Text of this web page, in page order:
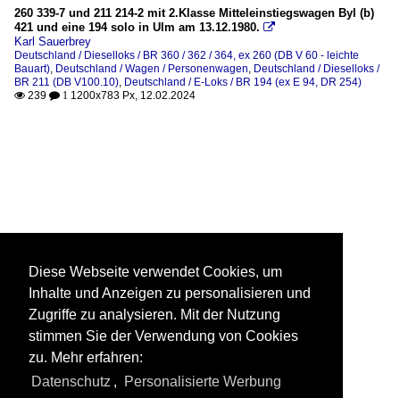
260 339-7 und 211 214-2 mit 2.Klasse Mitteleinstiegswagen Byl (b)
421 und eine 194 solo in Ulm am 13.12.1980. 
Karl Sauerbrey
Deutschland / Dieselloks / BR 360 / 362 / 364, ex 260 (DB V 60 - leichte
Bauart), Deutschland / Wagen / Personenwagen, Deutschland / Dieselloks /
BR 211 (DB V100.10), Deutschland / E-Loks / BR 194 (ex E 94, DR 254)
 239  1 1200x783 Px, 12.02.2024
Diese Webseite verwendet Cookies, um
Inhalte und Anzeigen zu personalisieren und
Zugriffe zu analysieren. Mit der Nutzung
stimmen Sie der Verwendung von Cookies
zu. Mehr erfahren:
Datenschutz , Personalisierte Werbung